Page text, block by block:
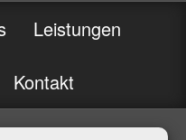
Leistungen
Kontakt